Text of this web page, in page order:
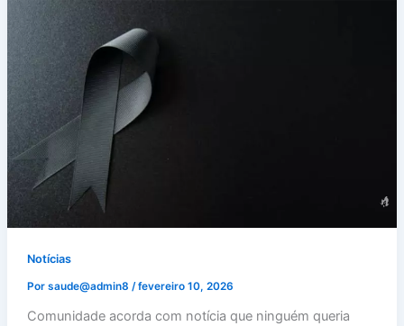
Notícias
Por saude@admin8 /fevereiro 10, 2026
Comunidade acorda com notícia que ninguém queria